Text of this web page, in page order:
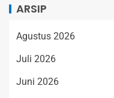
ARSIP
Agustus 2026
Juli 2026
Juni 2026